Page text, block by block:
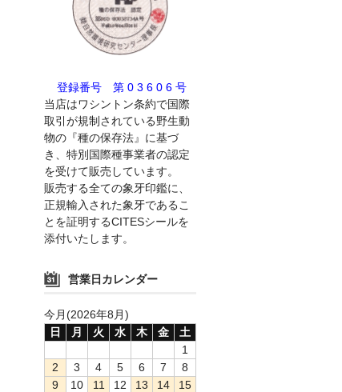
登録番号 第 0 3 6 0 6 号
当店はワシントン条約で国際
取引が規制されている野生動
物の『種の保存法』に基づ
き、特別国際種事業者の認定
を受けて販売しています。
販売する全ての象牙印鑑に、
正規輸入された象牙であるこ
とを証明するCITESシールを
添付いたします。
営業日カレンダー
今月(2026年8月)
日
月 火 水 木 金
土
1
2
3 4 5 6 7
8
9
10 11 12 13 14
15